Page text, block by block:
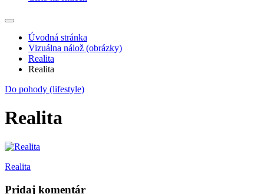
Úvodná stránka
Vizuálna nálož (obrázky)
Realita
Realita
Do pohody (lifestyle)
Realita
Navigácia
v
Realita
Pridaj komentár